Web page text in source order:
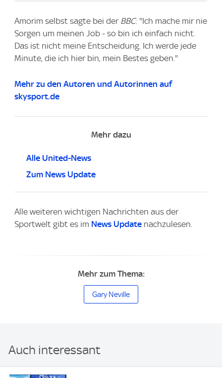
Amorim selbst sagte bei der BBC: "Ich mache mir nie
Sorgen um meinen Job - so bin ich einfach nicht.
Das ist nicht meine Entscheidung. Ich werde jede
Minute, die ich hier bin, mein Bestes geben."
Mehr zu den Autoren und Autorinnen auf
skysport.de
Mehr dazu
Alle United-News
Zum News Update
Alle weiteren wichtigen Nachrichten aus der
Sportwelt gibt es im News Update nachzulesen.
Mehr zum Thema:
Gary Neville
Auch interessant